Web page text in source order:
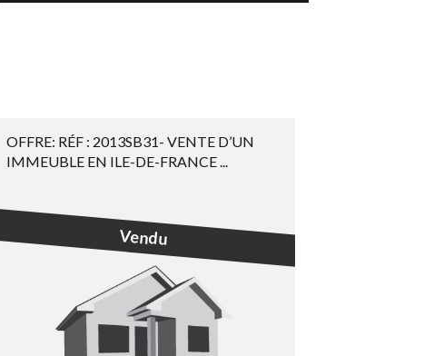
OFFRE: RÉF : 2013SB31- VENTE D’UN
IMMEUBLE EN ILE-DE-FRANCE ...
Vendu